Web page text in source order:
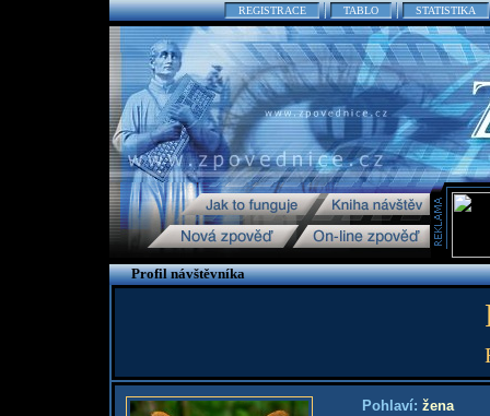
REGISTRACE TABLO STATISTIKA
Profil návštěvníka
Pohlaví: žena